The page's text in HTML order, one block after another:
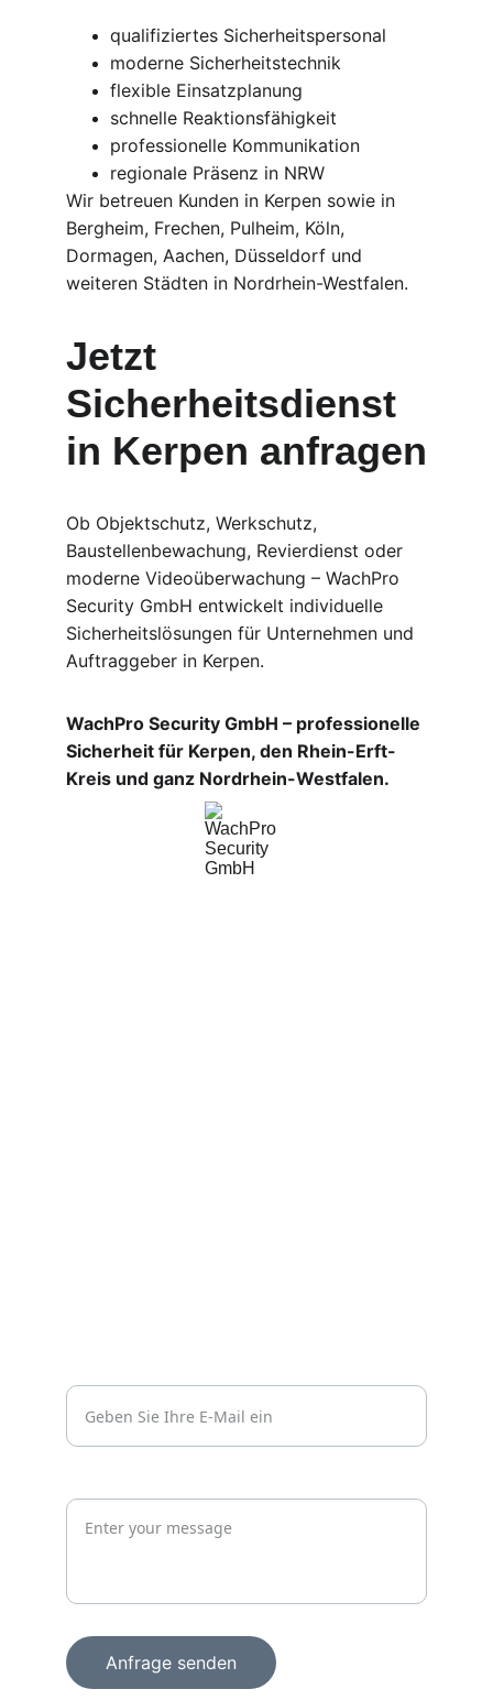
qualifiziertes Sicherheitspersonal
moderne Sicherheitstechnik
flexible Einsatzplanung
schnelle Reaktionsfähigkeit
professionelle Kommunikation
regionale Präsenz in NRW
Wir betreuen Kunden in Kerpen sowie in
Bergheim, Frechen, Pulheim, Köln,
Dormagen, Aachen, Düsseldorf und
weiteren Städten in Nordrhein-Westfalen.
Jetzt
Sicherheitsdienst
in Kerpen anfragen
Ob Objektschutz, Werkschutz,
Baustellenbewachung, Revierdienst oder
moderne Videoüberwachung – WachPro
Security GmbH entwickelt individuelle
Sicherheitslösungen für Unternehmen und
Auftraggeber in Kerpen.
WachPro Security GmbH – professionelle
Sicherheit für Kerpen, den Rhein-Erft-
Kreis und ganz Nordrhein-Westfalen.
Anfrage senden